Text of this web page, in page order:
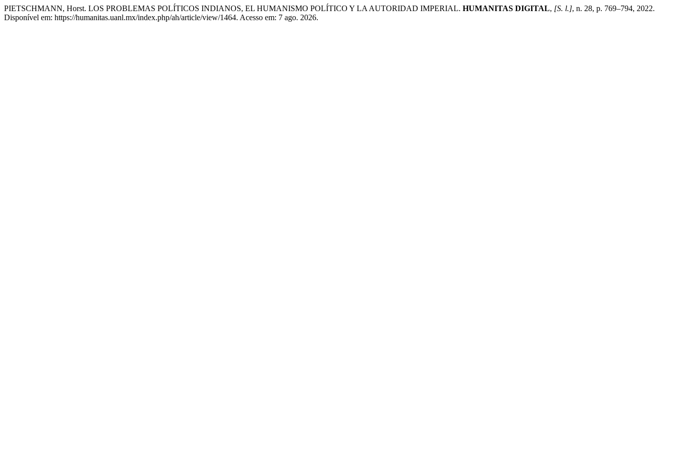
PIETSCHMANN, Horst. LOS PROBLEMAS POLÍTICOS INDIANOS, EL HUMANISMO POLÍTICO Y LA AUTORIDAD IMPERIAL. HUMANITAS DIGITAL, [S. l.], n. 28, p. 769–794, 2022.
Disponível em: https://humanitas.uanl.mx/index.php/ah/article/view/1464. Acesso em: 7 ago. 2026.